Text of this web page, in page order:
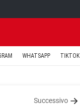
WHATSAPP TIKTOK
Successivo